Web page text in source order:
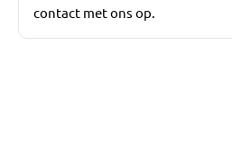
contact met ons op.